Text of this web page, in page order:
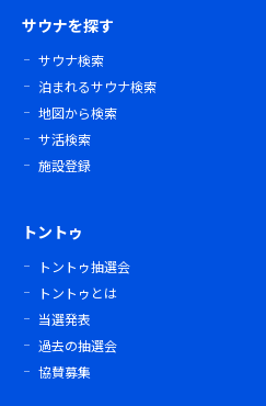
サウナを探す
サウナ検索
泊まれるサウナ検索
地図から検索
サ活検索
施設登録
トントゥ
トントゥ抽選会
トントゥとは
当選発表
過去の抽選会
協賛募集